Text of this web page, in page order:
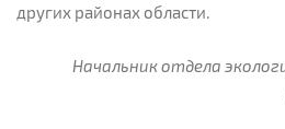
других районах области.
Начальник отдела